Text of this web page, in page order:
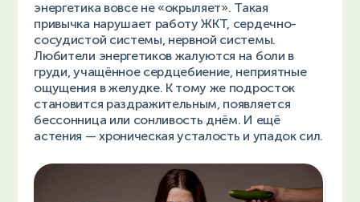
энергетика вовсе не «окрыляет». Такая
привычка нарушает работу ЖКТ, сердечно-
сосудистой системы, нервной системы.
Любители энергетиков жалуются на боли в
груди, учащённое сердцебиение, неприятные
ощущения в желудке. К тому же подросток
становится раздражительным, появляется
бессонница или сонливость днём. И ещё
астения — хроническая усталость и упадок сил.